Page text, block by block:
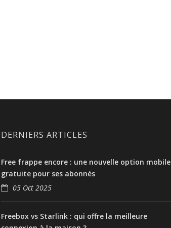
DERNIERS ARTICLES
Free frappe encore : une nouvelle option mobile
gratuite pour ses abonnés
05 Oct 2025
Freebox vs Starlink : qui offre la meilleure